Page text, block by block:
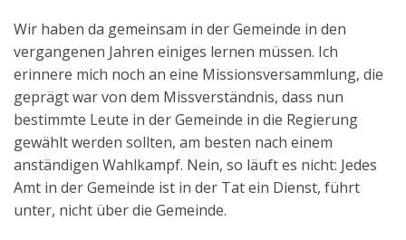
Wir haben da gemeinsam in der Gemeinde in den
vergangenen Jahren einiges lernen müssen. Ich
erinnere mich noch an eine Missionsversammlung, die
geprägt war von dem Missverständnis, dass nun
bestimmte Leute in der Gemeinde in die Regierung
gewählt werden sollten, am besten nach einem
anständigen Wahlkampf. Nein, so läuft es nicht: Jedes
Amt in der Gemeinde ist in der Tat ein Dienst, führt
unter, nicht über die Gemeinde.